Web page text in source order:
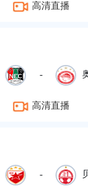
高清直播
-
高清直播
-